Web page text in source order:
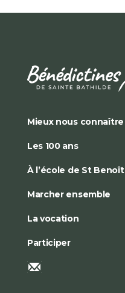
Mieux nous connaître
Les 100 ans
À l’école de St Benoît
Marcher ensemble
La vocation
Participer